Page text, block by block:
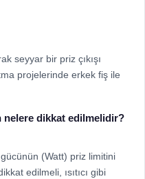
seyyar bir priz çıkışı
projelerinde erkek fiş ile
nelere dikkat edilmelidir?
(Watt) priz limitini
edilmeli, ısıtıcı gibi